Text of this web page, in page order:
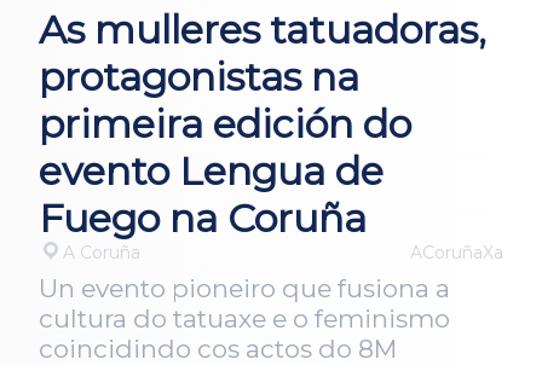
As mulleres tatuadoras,
protagonistas na
primeira edición do
evento Lengua de
Fuego na Coruña
A Coruña ACoruñaXa
Un evento pioneiro que fusiona a
cultura do tatuaxe e o feminismo
coincidindo cos actos do 8M